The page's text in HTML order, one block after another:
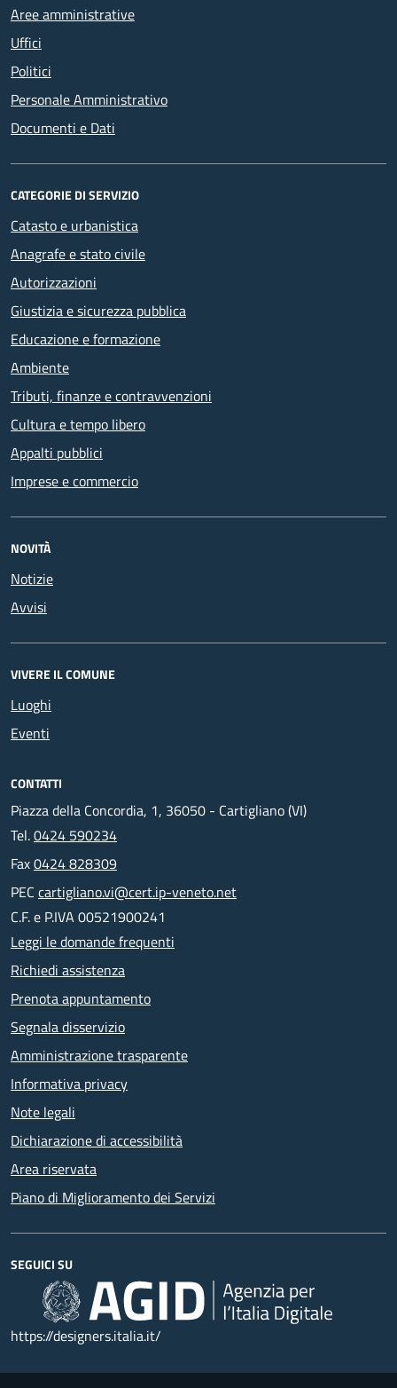
Aree amministrative
Uffici
Politici
Personale Amministrativo
Documenti e Dati
CATEGORIE DI SERVIZIO
Catasto e urbanistica
Anagrafe e stato civile
Autorizzazioni
Giustizia e sicurezza pubblica
Educazione e formazione
Ambiente
Tributi, finanze e contravvenzioni
Cultura e tempo libero
Appalti pubblici
Imprese e commercio
NOVITÀ
Notizie
Avvisi
VIVERE IL COMUNE
Luoghi
Eventi
CONTATTI
Piazza della Concordia, 1, 36050 - Cartigliano (VI)
Tel.0424 590234
Fax0424 828309
PEC cartigliano.vi@cert.ip-veneto.net
C.F. e P.IVA 00521900241
Leggi le domande frequenti
Richiedi assistenza
Prenota appuntamento
Segnala disservizio
Amministrazione trasparente
Informativa privacy
Note legali
Dichiarazione di accessibilità
Area riservata
Piano di Miglioramento dei Servizi
SEGUICI SU
https://designers.italia.it/